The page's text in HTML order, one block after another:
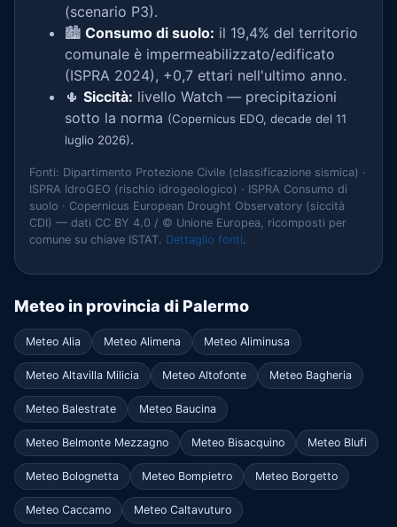
(scenario P3).
🏙️ Consumo di suolo: il 19,4% del territorio
comunale è impermeabilizzato/edificato
(ISPRA 2024), +0,7 ettari nell'ultimo anno.
🌵 Siccità: livello Watch — precipitazioni
sotto la norma (Copernicus EDO, decade del 11
luglio 2026).
Fonti: Dipartimento Protezione Civile (classificazione sismica) ·
ISPRA IdroGEO (rischio idrogeologico) · ISPRA Consumo di
suolo · Copernicus European Drought Observatory (siccità
CDI) — dati CC BY 4.0 / © Unione Europea, ricomposti per
comune su chiave ISTAT. Dettaglio fonti.
Meteo in provincia di Palermo
Meteo Alia Meteo Alimena Meteo Aliminusa
Meteo Altavilla Milicia Meteo Altofonte Meteo Bagheria
Meteo Balestrate Meteo Baucina
Meteo Belmonte Mezzagno Meteo Bisacquino Meteo Blufi
Meteo Bolognetta Meteo Bompietro Meteo Borgetto
Meteo Caccamo Meteo Caltavuturo